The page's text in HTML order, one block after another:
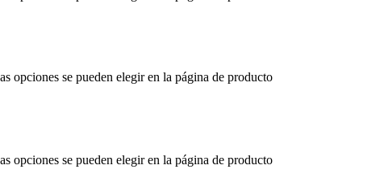
opciones se pueden elegir en la página de producto
opciones se pueden elegir en la página de producto